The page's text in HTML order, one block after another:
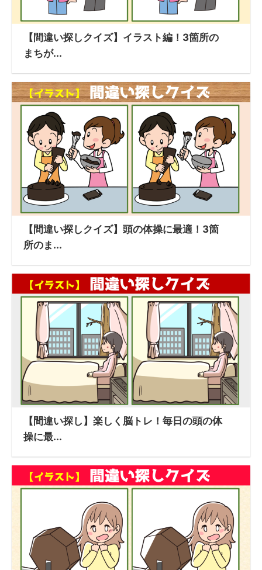
【間違い探しクイズ】イラスト編！3箇所の
まちが...
【間違い探しクイズ】頭の体操に最適！3箇
所のま...
【間違い探し】楽しく脳トレ！毎日の頭の体
操に最...